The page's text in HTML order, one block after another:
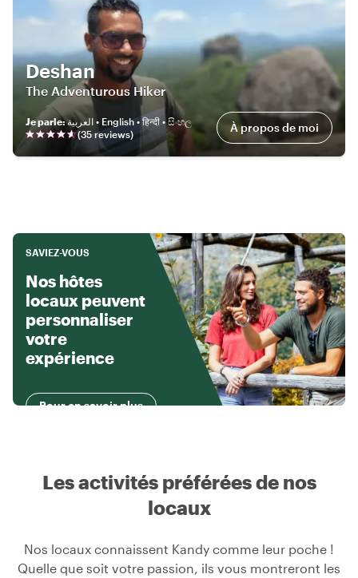
Deshan
The Adventurous Hiker
Je parle:
العربية • English • हिन्दी • සිංහල
(35reviews) À propos de moi
SAVIEZ-VOUS
Nos hôtes
locaux peuvent
personnaliser
votre
expérience
Pour en savoir plus
Les activités préférées de nos
locaux
Nos locaux connaissent Kandy comme leur poche !
Quelle que soit votre passion, ils vous montreront les